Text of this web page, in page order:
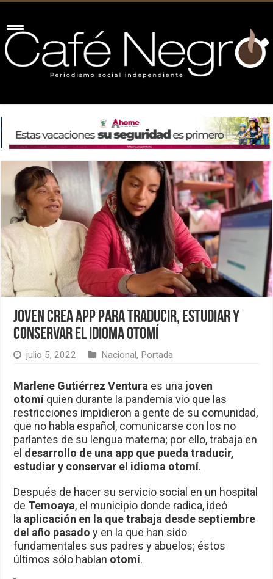
Joven crea app para traducir, estudiar y
conservar el idioma otomí
julio 5, 2022 Nacional, Portada
Marlene Gutiérrez Ventura es una joven
otomíquien durante la pandemia vio que las
restricciones impidieron a gente de su comunidad,
que no habla español, comunicarse con los no
parlantes de su lengua materna; por ello, trabaja en
el desarrollo de una app que pueda traducir,
estudiar y conservar el idioma otomí.
Después de hacer su servicio social en un hospital
de Temoaya, el municipio donde radica, ideó
la aplicación en la que trabaja desde septiembre
del año pasado y en la que han sido
fundamentales sus padres y abuelos; éstos
últimos sólo hablan otomí.